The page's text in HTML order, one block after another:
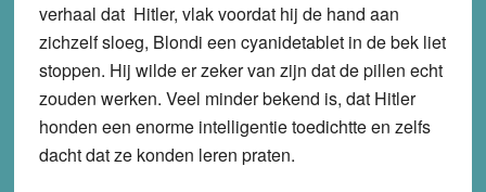
verhaal dat Hitler, vlak voordat hij de hand aan
zichzelf sloeg, Blondi een cyanidetablet in de bek liet
stoppen. Hij wilde er zeker van zijn dat de pillen echt
zouden werken. Veel minder bekend is, dat Hitler
honden een enorme intelligentie toedichtte en zelfs
dacht dat ze konden leren praten.